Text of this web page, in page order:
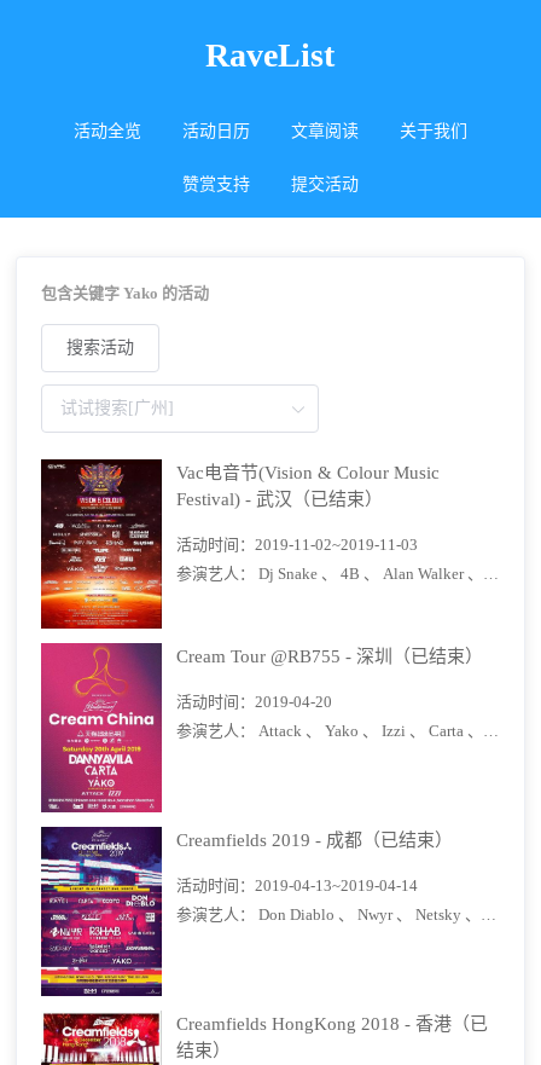
RaveList
活动全览 活动日历 文章阅读 关于我们
赞赏支持 提交活动
包含关键字 Yako 的活动
搜索活动
Vac电音节(Vision & Colour Music
Festival) - 武汉（已结束）
活动时间：2019-11-02~2019-11-03
参演艺人：Dj Snake 、4B 、Alan Walker 、
Cream Tour @RB755 - 深圳（已结束）
活动时间：2019-04-20
参演艺人：Attack 、Yako 、Izzi 、Carta 、 Danny
Creamfields 2019 - 成都（已结束）
活动时间： 2019-04-13~2019-04-14
参演艺人：Don Diablo 、Nwyr 、Netsky 、
Creamfields HongKong 2018 - 香港（已
结束）